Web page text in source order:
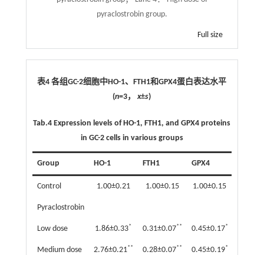
pyraclostrobin group.
Full size
表4 各组GC-2细胞中HO-1、FTH1和GPX4蛋白表达水平
(n=3，x±s)
Tab.4 Expression levels of HO-1, FTH1, and GPX4 proteins
in GC-2 cells in various groups
Group HO-1 FTH1 GPX4
Control 1.00±0.21 1.00±0.15 1.00±0.15
Pyraclostrobin
Low dose 1.86±0.33* 0.31±0.07** 0.45±0.17*
Medium dose 2.76±0.21** 0.28±0.07** 0.45±0.19*